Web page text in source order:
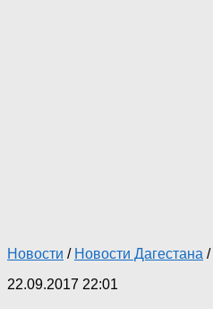
Новости / Новости Дагестана /
22.09.2017 22:01